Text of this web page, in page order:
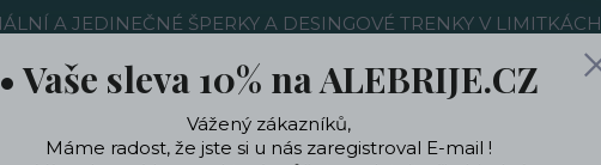
A JEDINEČNÉ ŠPERKY A DESINGOVÉ TRENKY V LIMITKÁCH
Užitečné Informace Kontakty Ochrana soukromí Více
• Vaše sleva 10% na ALEBRIJE.CZ
Vážený zákazníků,
Máme radost, že jste si u nás zaregistroval E-mail !